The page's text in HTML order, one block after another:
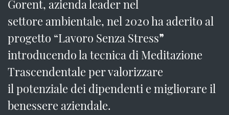
Gorent, azienda leader nel
settore ambientale, nel 2020 ha aderito al
progetto “Lavoro Senza Stress”
introducendo la tecnica di Meditazione
Trascendentale per valorizzare
il potenziale dei dipendenti e migliorare il
benessere aziendale.